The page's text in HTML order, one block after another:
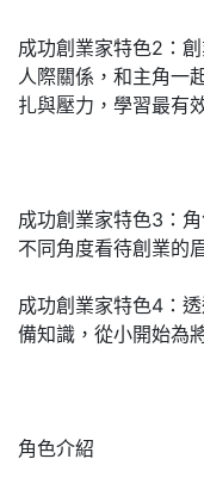
成功創業家特色2：
人際關係，和主角一
扎與壓力，學習最有
成功創業家特色3：
不同角度看待創業的
成功創業家特色4：
備知識，從小開始為
角色介紹